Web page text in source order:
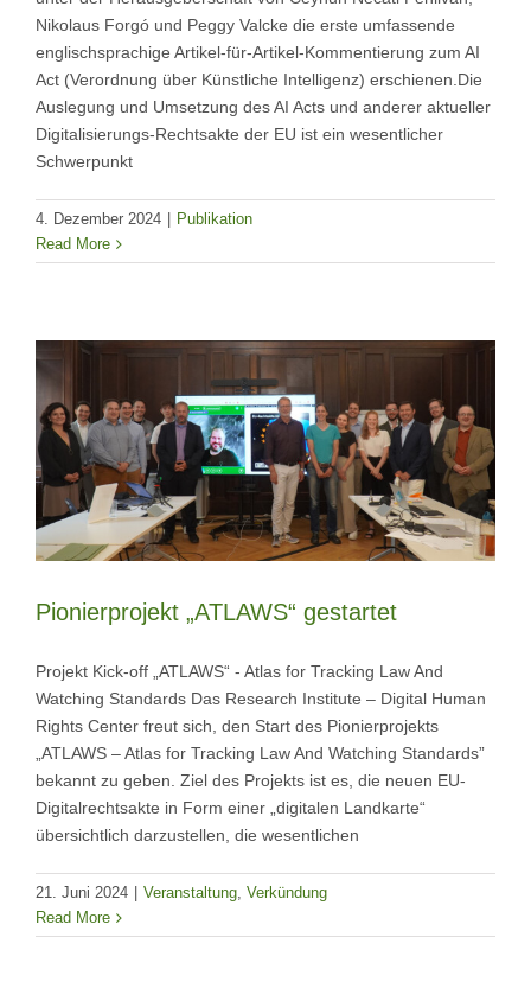
Nikolaus Forgó und Peggy Valcke die erste umfassende
englischsprachige Artikel-für-Artikel-Kommentierung zum AI
Act (Verordnung über Künstliche Intelligenz) erschienen.Die
Auslegung und Umsetzung des AI Acts und anderer aktueller
Digitalisierungs-Rechtsakte der EU ist ein wesentlicher
Schwerpunkt
4. Dezember 2024
Publikation
Read More
Pionierprojekt „ATLAWS“ gestartet
Projekt Kick-off „ATLAWS“ - Atlas for Tracking Law And
Watching Standards Das Research Institute – Digital Human
Rights Center freut sich, den Start des Pionierprojekts
„ATLAWS – Atlas for Tracking Law And Watching Standards”
bekannt zu geben. Ziel des Projekts ist es, die neuen EU-
Digitalrechtsakte in Form einer „digitalen Landkarte“
übersichtlich darzustellen, die wesentlichen
21. Juni 2024 Veranstaltung, Verkündung
Read More